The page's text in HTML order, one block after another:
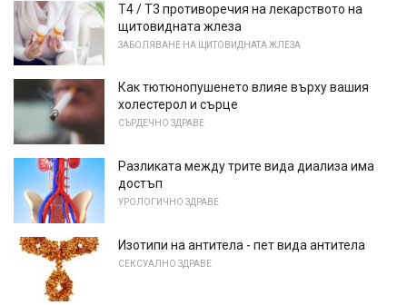
Т4 / Т3 противоречия на лекарството на
щитовидната жлеза
ЗАБОЛЯВАНЕ НА ЩИТОВИДНАТА ЖЛЕЗА
Как тютюнопушенето влияе върху вашия
холестерол и сърце
СЪРДЕЧНО ЗДРАВЕ
Разликата между трите вида диализа има
достъп
УРОЛОГИЧНО ЗДРАВЕ
Изотипи на антитела - пет вида антитела
СЕКСУАЛНО ЗДРАВЕ